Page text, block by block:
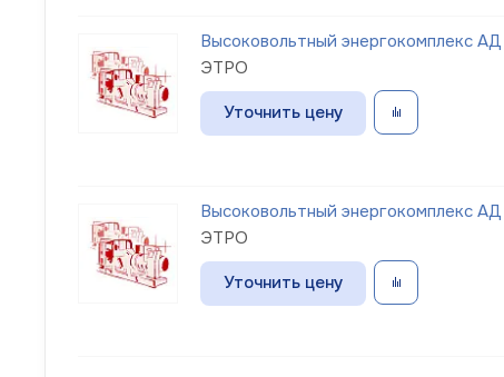
Высоковольтный энергокомплекс
ЭТРО
Уточнить цену
Высоковольтный энергокомплекс
ЭТРО
Уточнить цену